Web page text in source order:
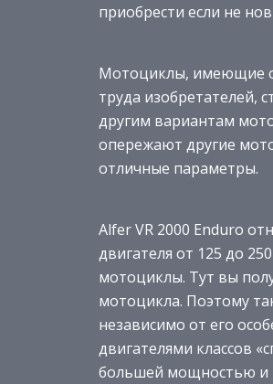
приобрести если не
Мотоциклы, имеющие
труда изобретателей,
другим вариантам
опережают другие
отличные параметры.
Alfer VR 2000 Enduro
двигателя от 125 до
мотоциклы. Тут вы
мотоцикла. Поэтому
независимо от его
двигателями классов
большей мощностью и